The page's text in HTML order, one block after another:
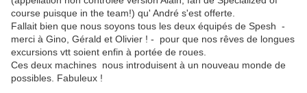
course puisque in the team!) qu' André s'est offerte.
Fallait bien que nous soyons tous les deux équipés de Spesh -
merci à Gino, Gérald et Olivier ! - pour que nos rêves de longues
excursions vtt soient enfin à portée de roues.
Ces deux machines nous introduisent à un nouveau monde de
possibles. Fabuleux !